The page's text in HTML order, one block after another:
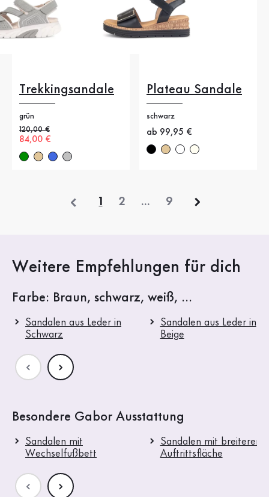
Trekkingsandale
grün
Alter Preis
120,00 €
Neuer Preis
84,00 €
Plateau Sandale
schwarz
Neuer Preis
ab 99,95 €
1 2 ... 9
Weitere Empfehlungen für dich
Farbe: Braun, schwarz, weiß, ...
Sandalen aus Leder in
Schwarz
Sandalen aus Leder in
Beige
Besondere Gabor Ausstattung
Sandalen mit
Wechselfußbett
Sandalen mit breiterer
Auftrittsfläche